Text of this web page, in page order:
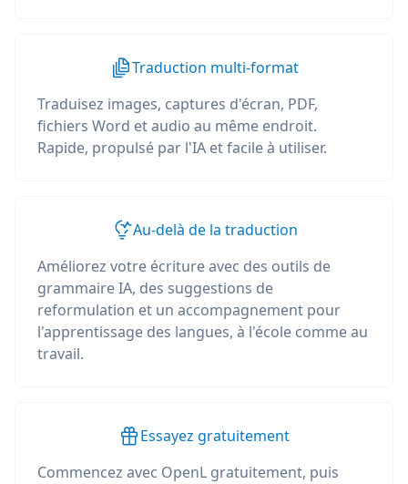
Traduction multi-format
Traduisez images, captures d'écran, PDF,
fichiers Word et audio au même endroit.
Rapide, propulsé par l'IA et facile à utiliser.
Au-delà de la traduction
Améliorez votre écriture avec des outils de
grammaire IA, des suggestions de
reformulation et un accompagnement pour
l'apprentissage des langues, à l'école comme au
travail.
Essayez gratuitement
Commencez avec OpenL gratuitement, puis